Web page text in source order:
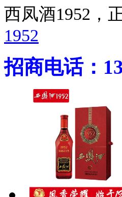
西凤酒1952，
1952
招商电话：